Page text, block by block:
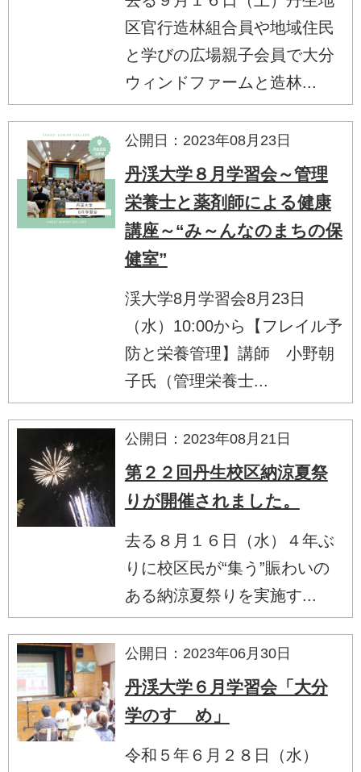
区官行造林組合員や地域住民
と学びの広場親子会員で大分
ウィンドファームと造林...
公開日：2023年08月23日
丹渓大学８月学習会～管理
栄養士と薬剤師による健康
講座～“み～んなのまちの保
健室”
渓大学8月学習会8月23日
（水）10:00から【フレイル予
防と栄養管理】講師 小野朝
子氏（管理栄養士...
公開日：2023年08月21日
第２２回丹生校区納涼夏祭
りが開催されました。
去る８月１６日（水）４年ぶ
りに校区民が“集う”賑わいの
ある納涼夏祭りを実施す...
公開日：2023年06月30日
丹渓大学６月学習会「大分
学のすゝめ」
令和５年６月２８日（水）